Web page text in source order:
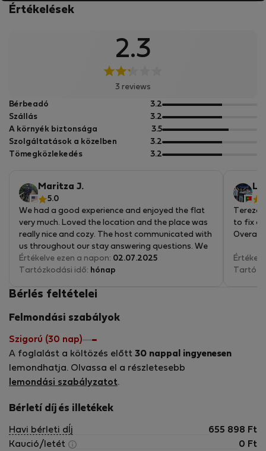
Értékelések
2.3
3 reviews
Bérbeadó 3.25
pontból
Szállás 3.25
pontból
A környék biztonsága 3.55
pontból
Szolgáltatások a közelben 3.25
pontból
Tömegközlekedés 3.25
Maritza J.
5.0
We had a good experience and enjoyed the flat
very much. Loved the location and the place was
really nice and cozy. The host communicated with
us throughout our stay answering questions. We
did not have any issues. We highly recommend
this place is a hidden gem in the heart of Prague.
hosts.
Értékelve ezen a napon: 02.07.2025
Tartózkodási idő: hónap
Tereza
to fix
Overall
Bérlés feltételei
Felmondási szabályok
Szigorú (30 nap)
A foglalást a költözés előtt 30 nappal ingyenesen
lemondhatja. Olvassa el a részletesebb
lemondási szabályzatot.
Bérletí díj és illetékek
Havi bérleti dÍj 655 898 Ft
Kaució/letét
0 Ft